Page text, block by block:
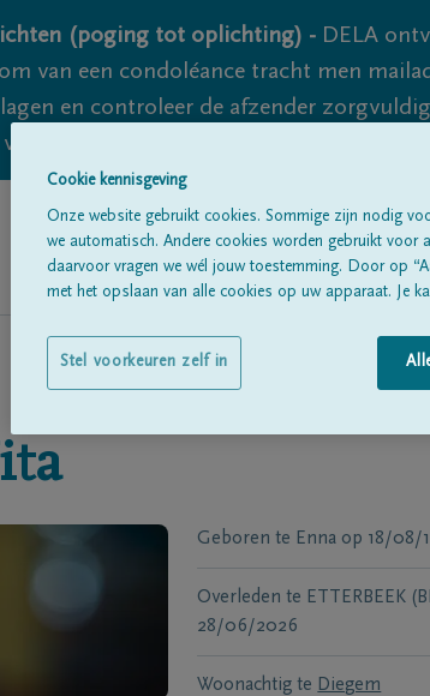
(poging tot oplichting) - DELA
van een condoléance tracht men
en controleer de afzender
echter nooit volledig uit te sluiten,
Geboren te Enna op 18/08/
Overleden te ETTERBEEK
28/06/2026
Woonachtig te Diegem
Cookie kennisgeving
Onze website gebruikt cookies. Sommige zijn nodig
we automatisch. Andere cookies worden gebruikt voor
daarvoor vragen we wél jouw toestemming. Door op
met het opslaan van alle cookies op uw apparaat. Je
Stel voorkeuren zelf in